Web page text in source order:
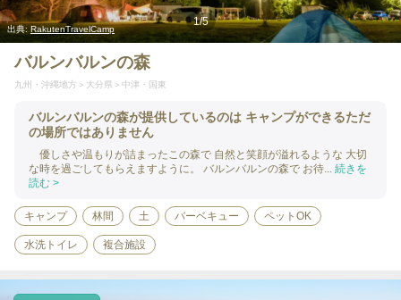
出典: RakutenTravelCamp
1/5
バルンバルンの森
九州・沖縄地方 大分県 中津・国東
バルンバルンの森が提供しているのは キャンプができるただ
の場所ではありません
優しさや温もりが詰まったこの森で 自然と笑顔が溢れるような 大切
な時を過ごしてもらえますように。 バルンバルンの森で お待... 続きを
読む >
キャンプ 林間 土 バーベキュー ペットOK
水洗トイレ 複合施設